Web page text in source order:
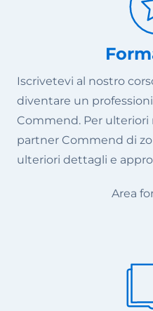
Iscrivetevi al nostro
diventare un
Commend. Per
partner Commend di
ulteriori dettagli e
Area